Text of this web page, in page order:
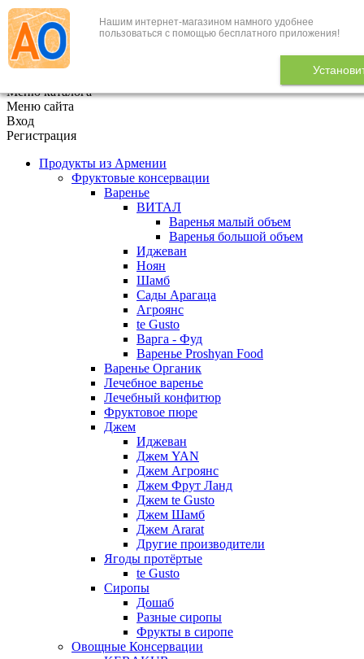
Нашим интернет-магазином намного удобнее
пользоваться с помощью бесплатного приложения!
+7 (495) 646-888-1
В корзине 0
Меню каталога
Меню сайта
Вход
Регистрация
Продукты из Армении
Фруктовые консервации
Варенье
ВИТАЛ
Варенья малый объем
Варенья большой объем
Иджеван
Ноян
Шамб
Сады Арагаца
Агроянс
te Gusto
Варга - Фуд
Варенье Proshyan Food
Варенье Органик
Лечебное варенье
Лечебный конфитюр
Фруктовое пюре
Джем
Иджеван
Джем YAN
Джем Агроянс
Джем Фрут Ланд
Джем te Gusto
Джем Шамб
Джем Ararat
Другие производители
Ягоды протёртые
te Gusto
Сиропы
Дошаб
Разные сиропы
Фрукты в сиропе
Овощные Консервации